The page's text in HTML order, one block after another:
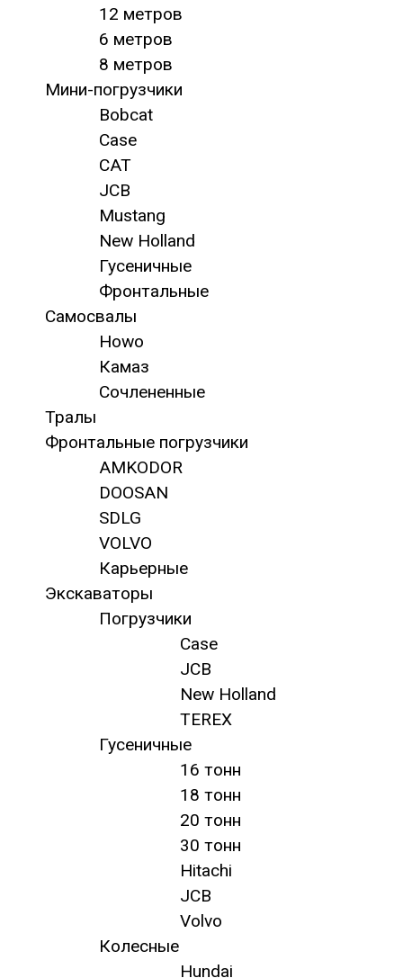
12 метров
6 метров
8 метров
Мини-погрузчики
Bobcat
Case
CAT
JCB
Mustang
New Holland
Гусеничные
Фронтальные
Самосвалы
Howo
Камаз
Сочлененные
Тралы
Фронтальные погрузчики
AMKODOR
DOOSAN
SDLG
VOLVO
Карьерные
Экскаваторы
Погрузчики
Case
JCB
New Holland
TEREX
Гусеничные
16 тонн
18 тонн
20 тонн
30 тонн
Hitachi
JCB
Volvo
Колесные
Hundai